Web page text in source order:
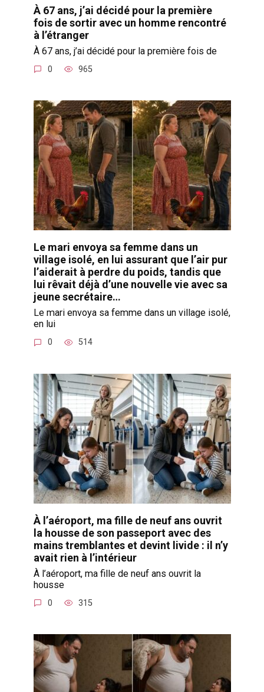
À 67 ans, j’ai décidé pour la première
fois de sortir avec un homme rencontré
à l’étranger
À 67 ans, j’ai décidé pour la première fois de
0 965
Le mari envoya sa femme dans un
village isolé, en lui assurant que l’air pur
l’aiderait à perdre du poids, tandis que
lui rêvait déjà d’une nouvelle vie avec sa
jeune secrétaire…
Le mari envoya sa femme dans un village isolé,
en lui
0 514
À l’aéroport, ma fille de neuf ans ouvrit
la housse de son passeport avec des
mains tremblantes et devint livide : il n’y
avait rien à l’intérieur
À l’aéroport, ma fille de neuf ans ouvrit la
housse
0 315